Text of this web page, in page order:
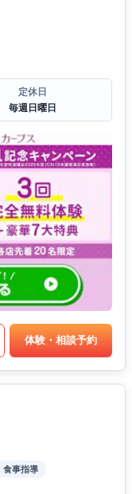
定休日
毎週日曜日
体験・相談予約
食事指導